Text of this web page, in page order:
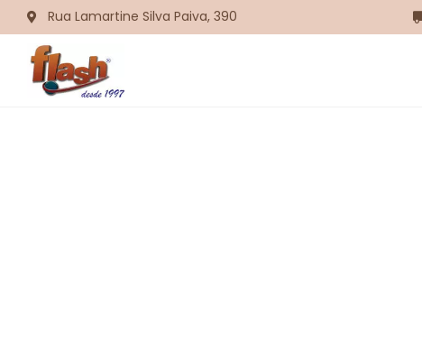
Rua Lamartine Silva Paiva, 390